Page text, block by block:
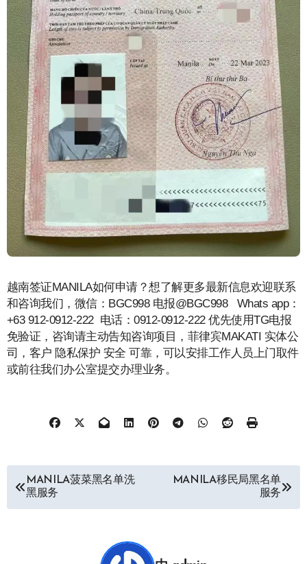
越南签证MANILA如何申请？想了解更多最新信息欢迎联系
和咨询我们，微信：BGC998 电报@BGC998 Whats app：
+63 912-0912-222 电话：0912-0912-222 优先使用TG电报
免验证，咨询请主动告知咨询项目，菲律宾MAKATI 实体公
司，客户 隐私保护 安全 可靠，可以安排工作人员上门取件
或前往我们办公室提交办理业务。
MANILA菠菜黑名单洗
黑服务
MANILA移民局黑名单
服务